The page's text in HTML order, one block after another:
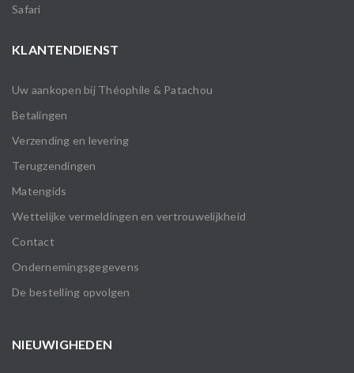
Safari
KLANTENDIENST
Uw aankopen bij Théophile & Patachou
Betalingen
Verzending en levering
Terugzendingen
Matengids
Wettelijke vermeldingen en vertrouwelijkheid
Contact
Ondernemingsgegevens
De bestelling opvolgen
NIEUWIGHEDEN